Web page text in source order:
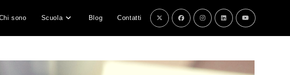
sono Scuola Blog Contatti